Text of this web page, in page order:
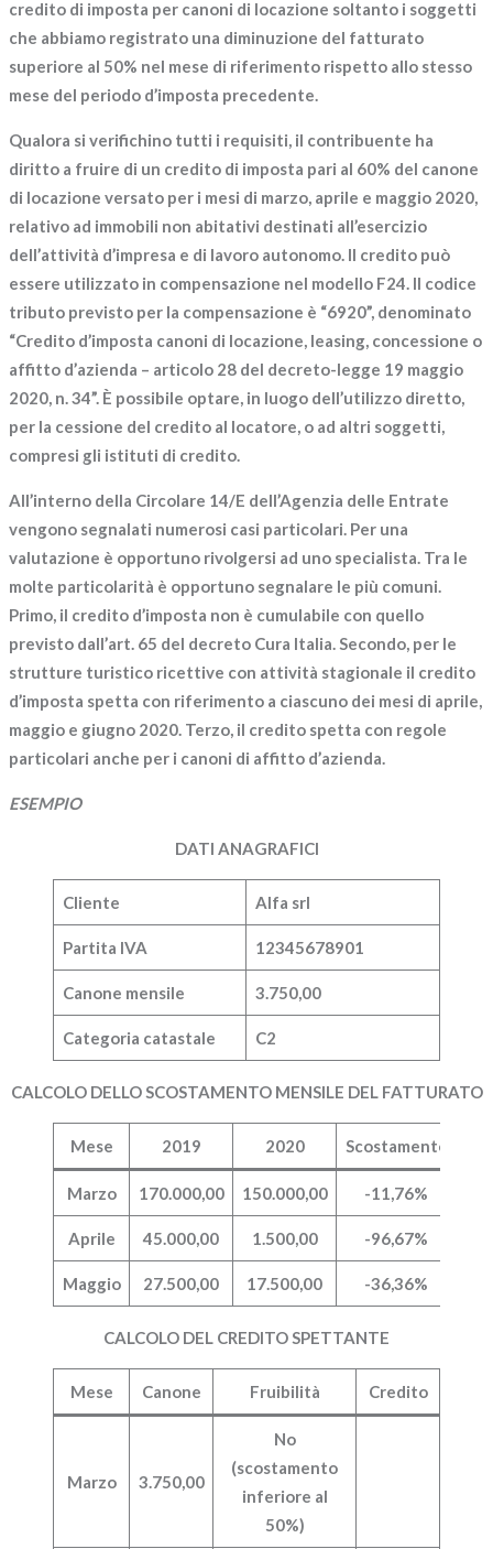
credito di imposta per canoni di locazione soltanto i soggetti
che abbiamo registrato una diminuzione del fatturato
superiore al 50% nel mese di riferimento rispetto allo stesso
mese del periodo d’imposta precedente.
Qualora si verifichino tutti i requisiti, il contribuente ha
diritto a fruire di un credito di imposta pari al 60% del canone
di locazione versato per i mesi di marzo, aprile e maggio 2020,
relativo ad immobili non abitativi destinati all’esercizio
dell’attività d’impresa e di lavoro autonomo. Il credito può
essere utilizzato in compensazione nel modello F24. Il codice
tributo previsto per la compensazione è “6920”, denominato
“Credito d’imposta canoni di locazione, leasing, concessione o
affitto d’azienda – articolo 28 del decreto-legge 19 maggio
2020, n. 34”. È possibile optare, in luogo dell’utilizzo diretto,
per la cessione del credito al locatore, o ad altri soggetti,
compresi gli istituti di credito.
All’interno della Circolare 14/E dell’Agenzia delle Entrate
vengono segnalati numerosi casi particolari. Per una
valutazione è opportuno rivolgersi ad uno specialista. Tra le
molte particolarità è opportuno segnalare le più comuni.
Primo, il credito d’imposta non è cumulabile con quello
previsto dall’art. 65 del decreto Cura Italia. Secondo, per le
strutture turistico ricettive con attività stagionale il credito
d’imposta spetta con riferimento a ciascuno dei mesi di aprile,
maggio e giugno 2020. Terzo, il credito spetta con regole
particolari anche per i canoni di affitto d’azienda.
ESEMPIO
DATI ANAGRAFICI
Cliente Alfa srl
Partita IVA 12345678901
Canone mensile 3.750,00
Categoria catastale C2
CALCOLO DELLO SCOSTAMENTO MENSILE DEL FATTURATO
Mese 2019 2020 Scostamento
Marzo 170.000,00 150.000,00 -11,76%
Aprile 45.000,00 1.500,00 -96,67%
Maggio 27.500,00 17.500,00 -36,36%
CALCOLO DEL CREDITO SPETTANTE
Mese Canone Fruibilità Credito
Marzo 3.750,00
No
(scostamento
inferiore al
50%)